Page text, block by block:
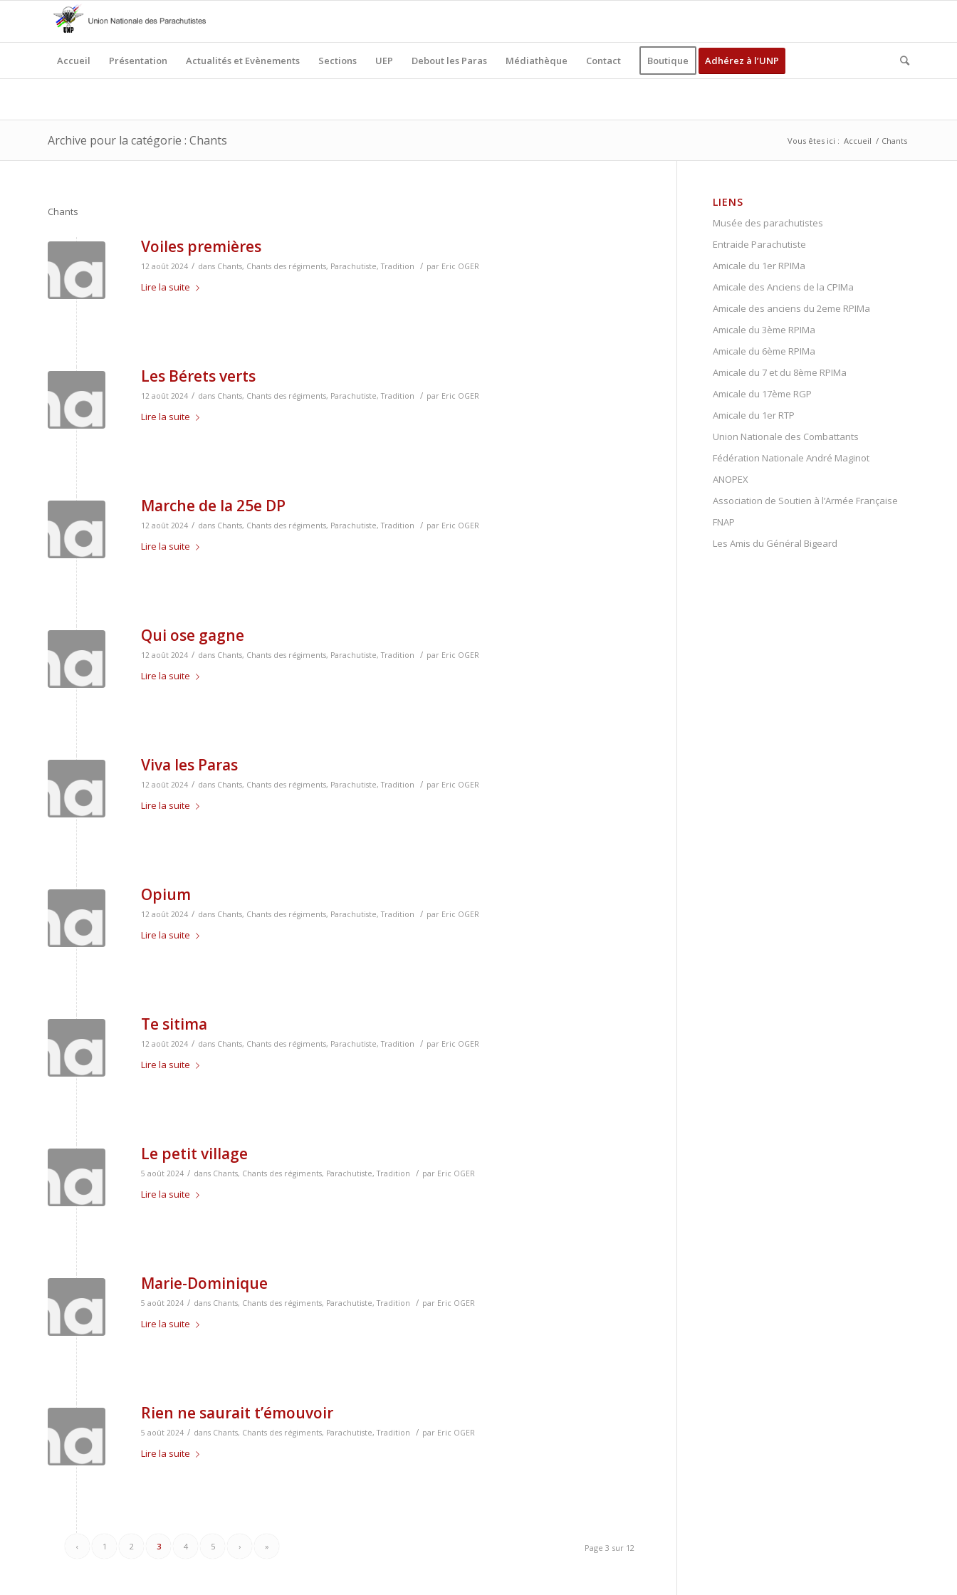
Accueil Présentation Actualités et Evènements Sections UEP Debout les Paras Médiathèque Contact Boutique Adhérez à l’UNP
Archive pour la catégorie : Chants Vous êtes ici : Accueil / Chants
Chants
Voiles premières
12 août 2024 / dans Chants, Chants des régiments, Parachutiste,Tradition / par Eric OGER
Lire la suite
Les Bérets verts
12 août 2024 / dans Chants, Chants des régiments, Parachutiste,Tradition / par Eric OGER
Lire la suite
Marche de la 25e DP
12 août 2024 / dans Chants, Chants des régiments, Parachutiste,Tradition / par Eric OGER
Lire la suite
Qui ose gagne
12 août 2024 / dans Chants, Chants des régiments, Parachutiste,Tradition / par Eric OGER
Lire la suite
Viva les Paras
12 août 2024 / dans Chants, Chants des régiments, Parachutiste,Tradition / par Eric OGER
Lire la suite
Opium
12 août 2024 / dans Chants, Chants des régiments, Parachutiste,Tradition / par Eric OGER
Lire la suite
Te sitima
12 août 2024 / dans Chants, Chants des régiments, Parachutiste,Tradition / par Eric OGER
Lire la suite
Le petit village
5 août 2024 / dans Chants, Chants des régiments, Parachutiste,Tradition / par Eric OGER
Lire la suite
Marie-Dominique
5 août 2024 / dans Chants, Chants des régiments, Parachutiste,Tradition / par Eric OGER
Lire la suite
Rien ne saurait t’émouvoir
5 août 2024 / dans Chants, Chants des régiments, Parachutiste,Tradition / par Eric OGER
Lire la suite
Page 3 sur 12
‹ 1 2 3 4 5 › »
LIENS
Musée des parachutistes
Entraide Parachutiste
Amicale du 1er RPIMa
Amicale des Anciens de la CPIMa
Amicale des anciens du 2eme RPIMa
Amicale du 3ème RPIMa
Amicale du 6ème RPIMa
Amicale du 7 et du 8ème RPIMa
Amicale du 17ème RGP
Amicale du 1er RTP
Union Nationale des Combattants
Fédération Nationale André Maginot
ANOPEX
Association de Soutien à l’Armée Française
FNAP
Les Amis du Général Bigeard